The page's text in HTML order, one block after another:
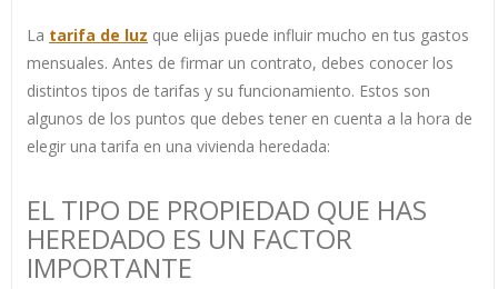
La tarifa de luz que elijas puede influir mucho en tus gastos
mensuales. Antes de firmar un contrato, debes conocer los
distintos tipos de tarifas y su funcionamiento. Estos son
algunos de los puntos que debes tener en cuenta a la hora de
elegir una tarifa en una vivienda heredada:
EL TIPO DE PROPIEDAD QUE HAS
HEREDADO ES UN FACTOR
IMPORTANTE